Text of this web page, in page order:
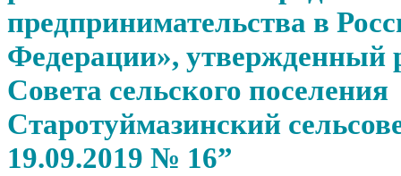
предпринимательства в
Федерации», утвержденный
Совета сельского поселения
Старотуймазинский
19.09.2019 № 16”